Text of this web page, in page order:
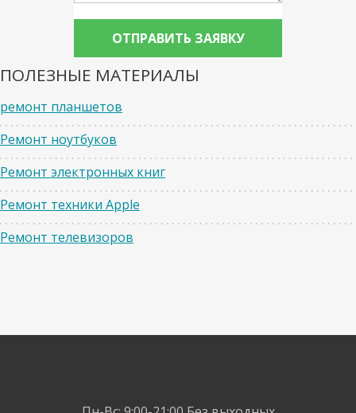
ПОЛЕЗНЫЕ МАТЕРИАЛЫ
ремонт планшетов
Ремонт ноутбуков
Ремонт электронных книг
Ремонт техники Apple
Ремонт телевизоров